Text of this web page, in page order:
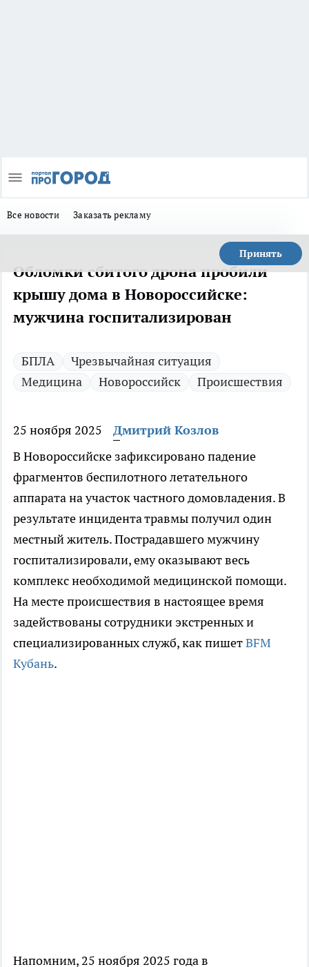
Все новости Заказать рекламу
Принять
Обломки сбитого дрона пробили
крышу дома в Новороссийске:
мужчина госпитализирован
БПЛА
Чрезвычайная ситуация
Медицина
Новороссийск Происшествия
25 ноября 2025
Дмитрий Козлов
В Новороссийске зафиксировано падение
фрагментов беспилотного летательного
аппарата на участок частного домовладения. В
результате инцидента травмы получил один
местный житель. Пострадавшего мужчину
госпитализировали, ему оказывают весь
комплекс необходимой медицинской помощи.
На месте происшествия в настоящее время
задействованы сотрудники экстренных и
специализированных служб, как пишетBFM
Кубань.
Напомним, 25 ноября 2025 года в